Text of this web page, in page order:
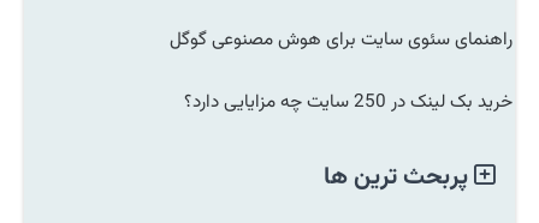
راهنمای سئوی سایت برای هوش مصنوعی گوگل
خرید بک لینک در 250 سایت چه مزایایی دارد؟
پربحث ترین ها